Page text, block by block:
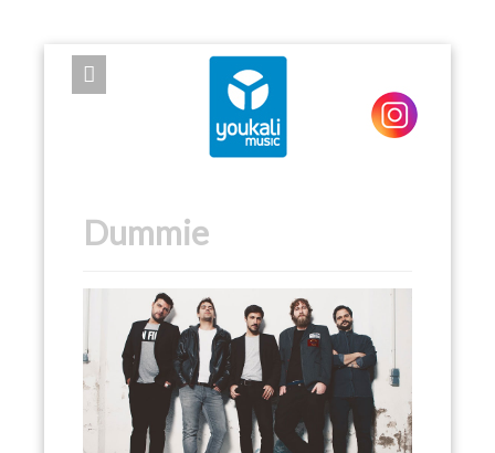
EXPOSE FRAMEWORK FOR JOOMLA 2.5 AND 3.0+
Dummie